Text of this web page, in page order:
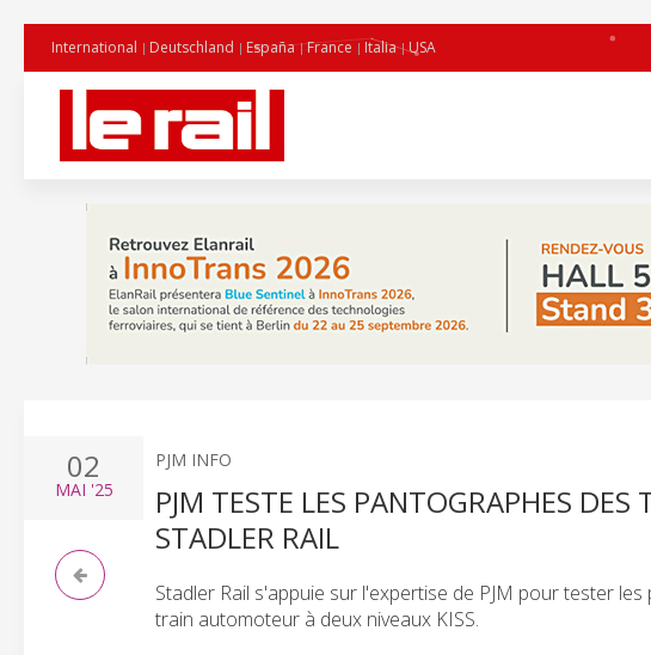
International Deutschland España France Italia USA
02
MAI '25
PJM INFO
PJM TESTE LES PANTOGRAPHES
STADLER RAIL
Stadler Rail s'appuie sur l'expertise de PJM pour tester
train automoteur à deux niveaux KISS.